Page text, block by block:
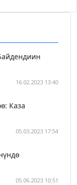
16.02.2023 13:40
Каза
05.03.2023 17:54
05.06.2023 10:51